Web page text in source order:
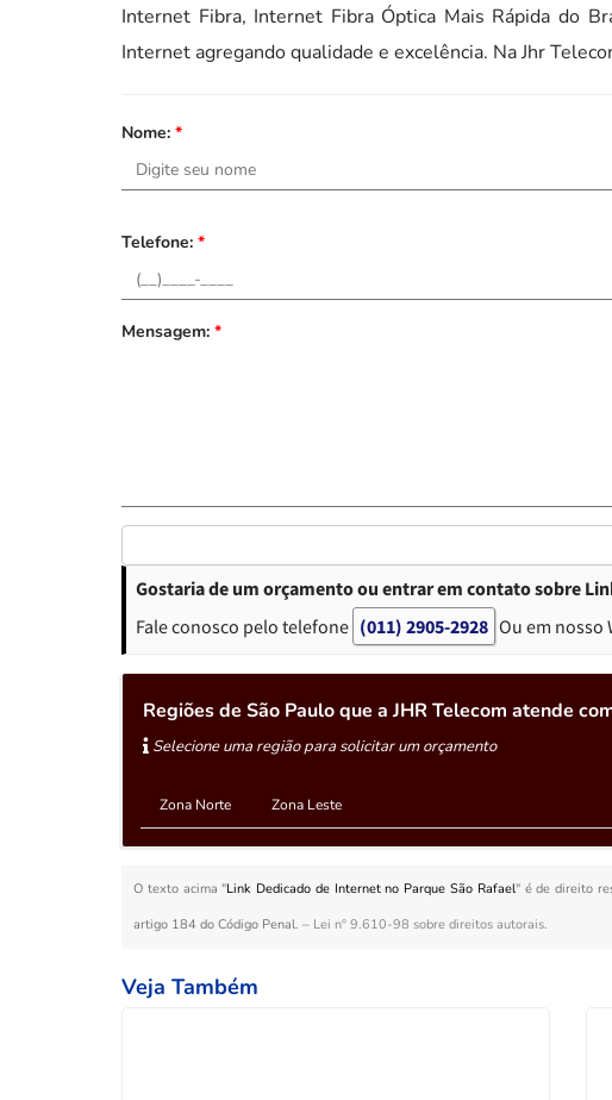
Internet Fibra, Internet Fibra Óptica Mais Rápida do
Internet agregando qualidade e excelência. Na Jhr
Nome: *
Telefone: *
Mensagem: *
Gostaria de um orçamento ou entrar em contato sobre
Fale conosco pelo telefone (011) 2905-2928 Ou em nosso
Regiões de São Paulo que a JHR Telecom atende
Selecione uma região para solicitar um orçamento
Zona Norte Zona Leste
O texto acima "Link Dedicado de Internet no Parque São Rafael" é de direito
artigo 184 do Código Penal. – Lei n° 9.610-98 sobre direitos autorais.
Veja Também